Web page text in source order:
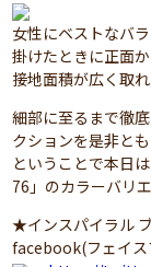
女性にベストなバ
掛けたときに正面
接地面積が広く取
細部に至るまで徹
クションを是非と
ということで本日
76」のカラーバリ
★インスパイラル
facebook(フェイス